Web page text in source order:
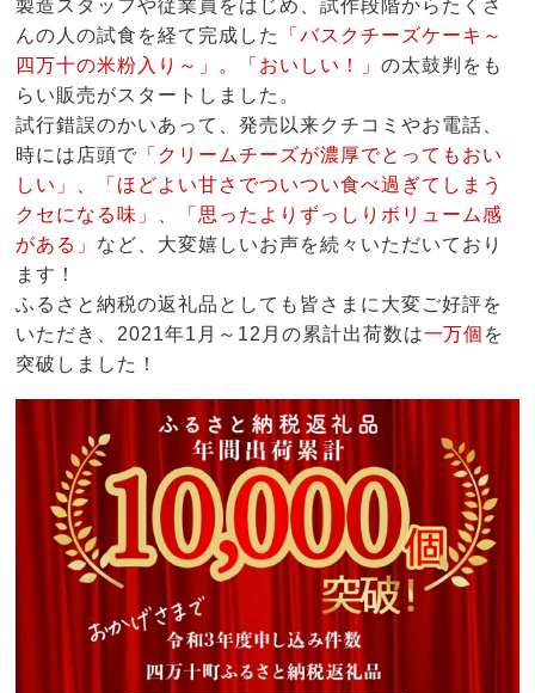
製造スタッフや従業員をはじめ、試作段階からたくさ
んの人の試食を経て完成した
「バスクチーズケーキ～
四万十の米粉入り～」。「おいしい！」 の太鼓判をも
らい販売がスタートしました。
試行錯誤のかいあって、発売以来クチコミやお電話、
時には店頭で 「クリームチーズが濃厚でとってもおい
しい」
「ほどよい甘さでついつい食べ過ぎてしまう
クセになる味」
「思ったよりずっしりボリューム感
がある」 など、大変嬉しいお声を続々いただいており
ます！
ふるさと納税の返礼品としても皆さまに大変ご好評を
いただき、2021年1月～12月の累計出荷数は一万個 を
突破しました！